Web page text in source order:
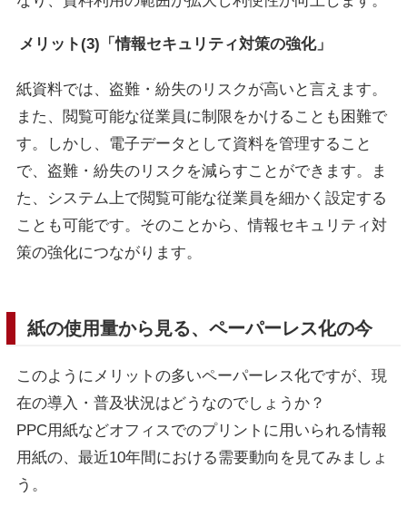
メリット(3)「情報セキュリティ対策の強化」
紙資料では、盗難・紛失のリスクが高いと言えます。
また、閲覧可能な従業員に制限をかけることも困難で
す。しかし、電子データとして資料を管理すること
で、盗難・紛失のリスクを減らすことができます。ま
た、システム上で閲覧可能な従業員を細かく設定する
ことも可能です。そのことから、情報セキュリティ対
策の強化につながります。
紙の使用量から見る、ペーパーレス化の今
このようにメリットの多いペーパーレス化ですが、現
在の導入・普及状況はどうなのでしょうか？
PPC用紙などオフィスでのプリントに用いられる情報
用紙の、最近10年間における需要動向を見てみましょ
う。